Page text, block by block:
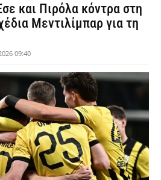
και Πιρόλα κόντρα στη
Μεντιλίμπαρ για τη
09:40